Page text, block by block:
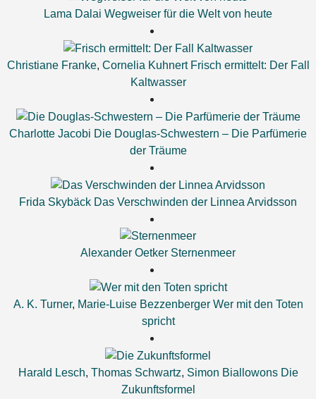
Lama Dalai Wegweiser für die Welt von heute
Christiane Franke, Cornelia Kuhnert Frisch ermittelt: Der Fall
Kaltwasser
Charlotte Jacobi Die Douglas-Schwestern – Die Parfümerie
der Träume
Frida Skybäck Das Verschwinden der Linnea Arvidsson
Alexander Oetker Sternenmeer
A. K. Turner, Marie-Luise Bezzenberger Wer mit den Toten
spricht
Harald Lesch, Thomas Schwartz, Simon Biallowons Die
Zukunftsformel